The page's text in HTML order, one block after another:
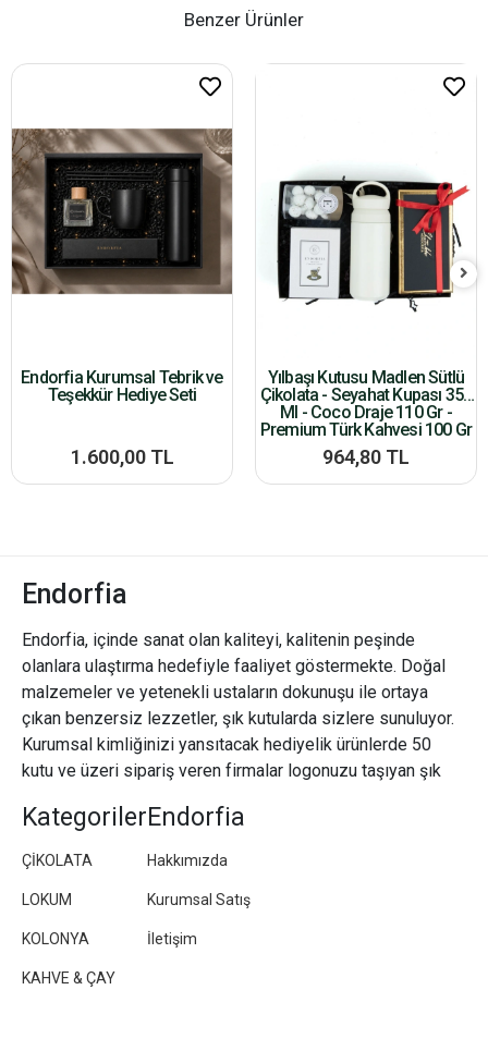
Benzer Ürünler
Endorfia Kurumsal Tebrik ve
Teşekkür Hediye Seti
1.600,00 TL
Yılbaşı Kutusu Madlen Sütlü
Çikolata - Seyahat Kupası 350
Ml - Coco Draje 110 Gr -
Premium Türk Kahvesi 100 Gr
964,80 TL
Endorfia
Endorfia, içinde sanat olan kaliteyi, kalitenin peşinde
olanlara ulaştırma hedefiyle faaliyet göstermekte. Doğal
malzemeler ve yetenekli ustaların dokunuşu ile ortaya
çıkan benzersiz lezzetler, şık kutularda sizlere sunuluyor.
Kurumsal kimliğinizi yansıtacak hediyelik ürünlerde 50
kutu ve üzeri sipariş veren firmalar logonuzu taşıyan şık
Kategoriler
ÇİKOLATA
LOKUM
KOLONYA
KAHVE & ÇAY
Endorfia
Hakkımızda
Kurumsal Satış
İletişim